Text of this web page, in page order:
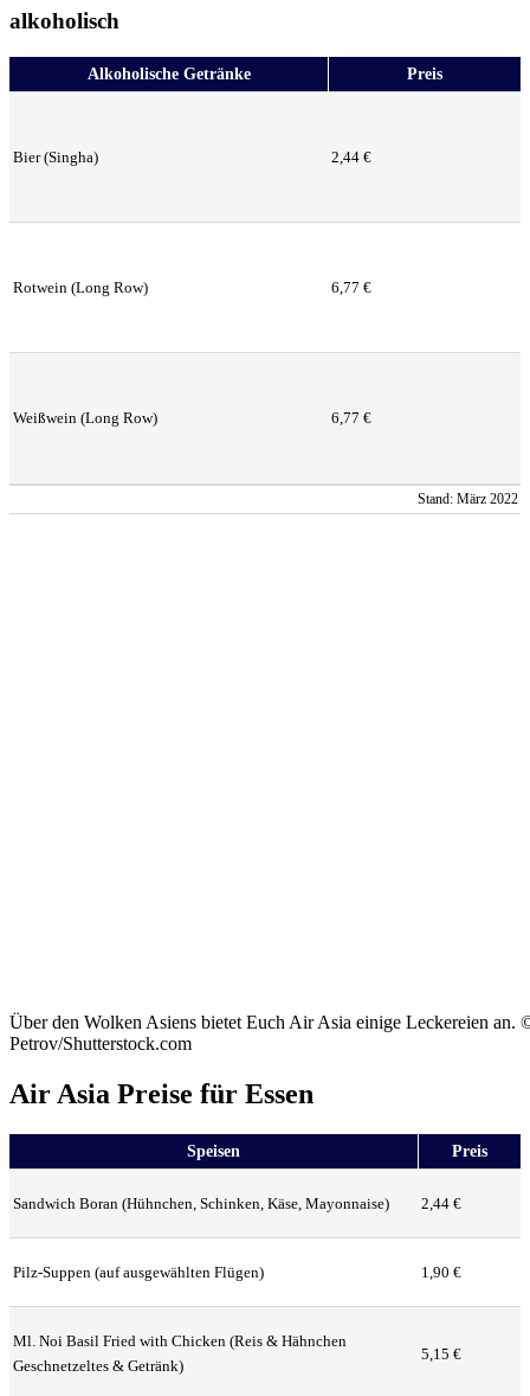
alkoholisch
Alkoholische Getränke Preis
Bier (Singha) 2,44 €
Rotwein (Long Row) 6,77 €
Weißwein (Long Row) 6,77 €
Stand: März 2022
Über den Wolken Asiens bietet Euch Air Asia einige Leckereien an.
Petrov/Shutterstock.com
Air Asia Preise für Essen
Speisen Preis
Sandwich Boran (Hühnchen, Schinken, Käse, Mayonnaise) 2,44 €
Pilz-Suppen (auf ausgewählten Flügen) 1,90 €
Ml. Noi Basil Fried with Chicken (Reis & Hähnchen
Geschnetzeltes & Getränk)
5,15 €